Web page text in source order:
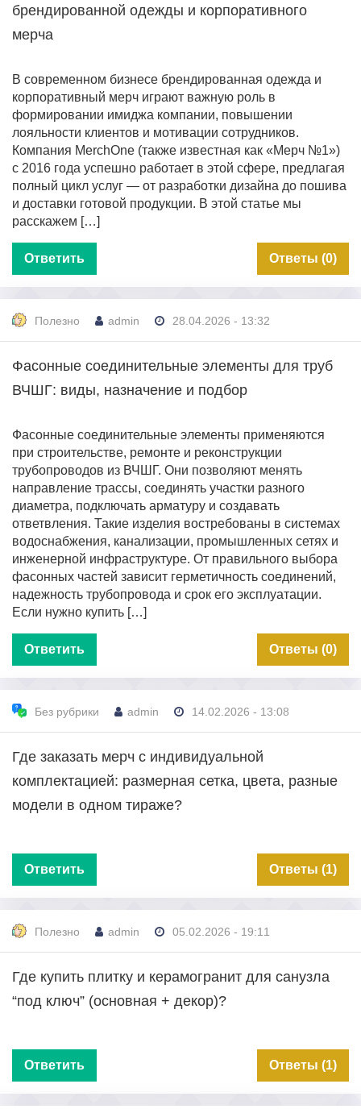
брендированной одежды и корпоративного
мерча
В современном бизнесе брендированная одежда и
корпоративный мерч играют важную роль в
формировании имиджа компании, повышении
лояльности клиентов и мотивации сотрудников.
Компания MerchOne (также известная как «Мерч №1»)
с 2016 года успешно работает в этой сфере, предлагая
полный цикл услуг — от разработки дизайна до пошива
и доставки готовой продукции. В этой статье мы
расскажем […]
Ответить Ответы (0)
Полезно admin 28.04.2026 - 13:32
Фасонные соединительные элементы для труб
ВЧШГ: виды, назначение и подбор
Фасонные соединительные элементы применяются
при строительстве, ремонте и реконструкции
трубопроводов из ВЧШГ. Они позволяют менять
направление трассы, соединять участки разного
диаметра, подключать арматуру и создавать
ответвления. Такие изделия востребованы в системах
водоснабжения, канализации, промышленных сетях и
инженерной инфраструктуре. От правильного выбора
фасонных частей зависит герметичность соединений,
надежность трубопровода и срок его эксплуатации.
Если нужно купить […]
Ответить Ответы (0)
Без рубрики admin 14.02.2026 - 13:08
Где заказать мерч с индивидуальной
комплектацией: размерная сетка, цвета, разные
модели в одном тираже?
Ответить Ответы (1)
Полезно admin 05.02.2026 - 19:11
Где купить плитку и керамогранит для санузла
“под ключ” (основная + декор)?
Ответить Ответы (1)